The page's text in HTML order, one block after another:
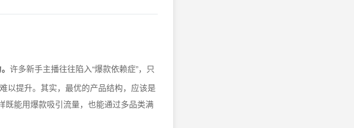
许多新手主播往往陷入“爆款依赖症”，只
以提升。其实，最优的产品结构，应该是
既能用爆款吸引流量，也能通过多品类满